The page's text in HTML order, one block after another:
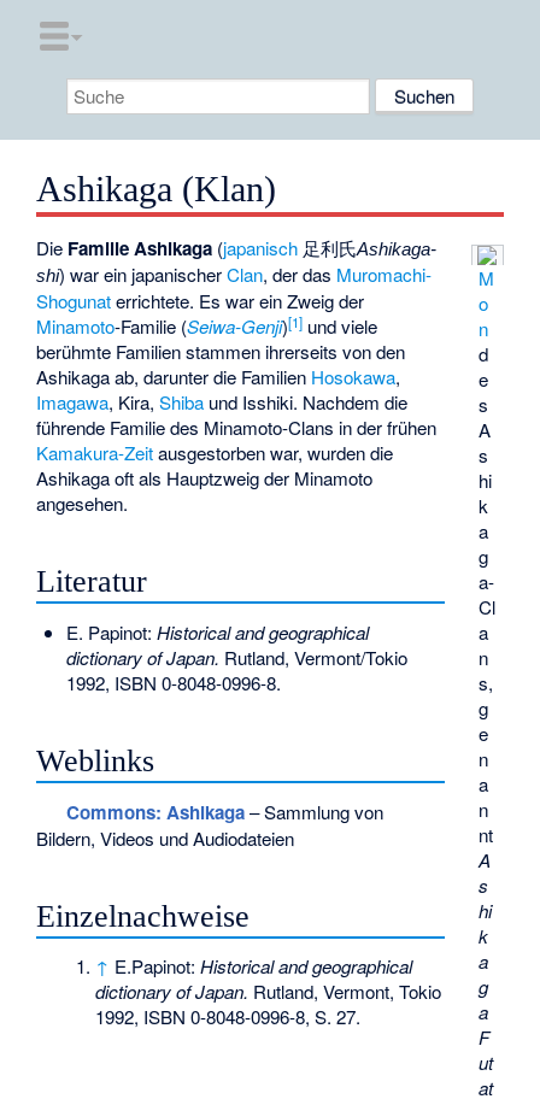
Ashikaga (Klan)
M
o
n
d
e
s
A
s
hi
k
a
g
a-
Cl
a
n
s,
g
e
n
a
n
nt
A
s
hi
k
a
g
a
F
ut
at
Die Familie Ashikaga (japanisch 足利氏Ashikaga-
shi) war ein japanischerClan, der das Muromachi-
Shogunaterrichtete. Es war ein Zweig der
Minamoto-Familie (Seiwa-Genji)[1] und viele
berühmte Familien stammen ihrerseits von den
Ashikaga ab, darunter die Familien Hosokawa,
Imagawa, Kira,Shiba und Isshiki. Nachdem die
führende Familie des Minamoto-Clans in der frühen
Kamakura-Zeitausgestorben war, wurden die
Ashikaga oft als Hauptzweig der Minamoto
angesehen.
Literatur
E. Papinot: Historical and geographical
dictionary of Japan. Rutland, Vermont/Tokio
1992, ISBN 0-8048-0996-8.
Weblinks
Commons: Ashikaga– Sammlung von
Bildern, Videos und Audiodateien
Einzelnachweise
↑ E.Papinot:Historical and geographical
dictionary of Japan. Rutland, Vermont, Tokio
1992, ISBN 0-8048-0996-8, S. 27.